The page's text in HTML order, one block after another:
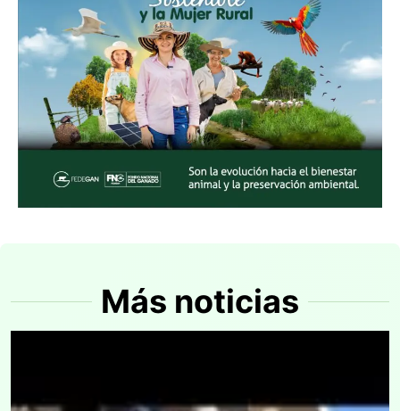
Más noticias